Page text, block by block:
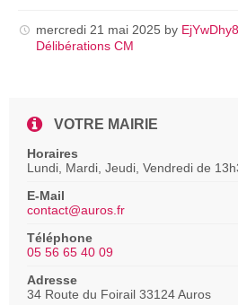
mercredi 21 mai 2025 by
Délibérations CM
VOTRE MAIRIE
Horaires
Lundi, Mardi, Jeudi, Vendredi de
E-Mail
contact@auros.fr
Téléphone
05 56 65 40 09
Adresse
34 Route du Foirail 33124 Auros